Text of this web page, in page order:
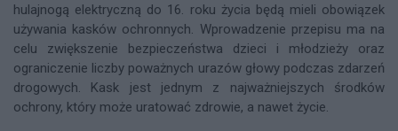
hulajnogą elektryczną do 16. roku życia będą mieli obowiązek
używania kasków ochronnych. Wprowadzenie przepisu ma na
celu zwiększenie bezpieczeństwa dzieci i młodzieży oraz
ograniczenie liczby poważnych urazów głowy podczas zdarzeń
drogowych. Kask jest jednym z najważniejszych środków
ochrony, który może uratować zdrowie, a nawet życie.